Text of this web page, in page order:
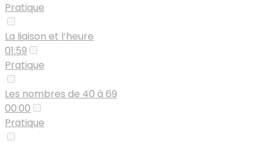
Pratique
La liaison et l’heure
01:59
Pratique
Les nombres de 40 à 69
00:00
Pratique